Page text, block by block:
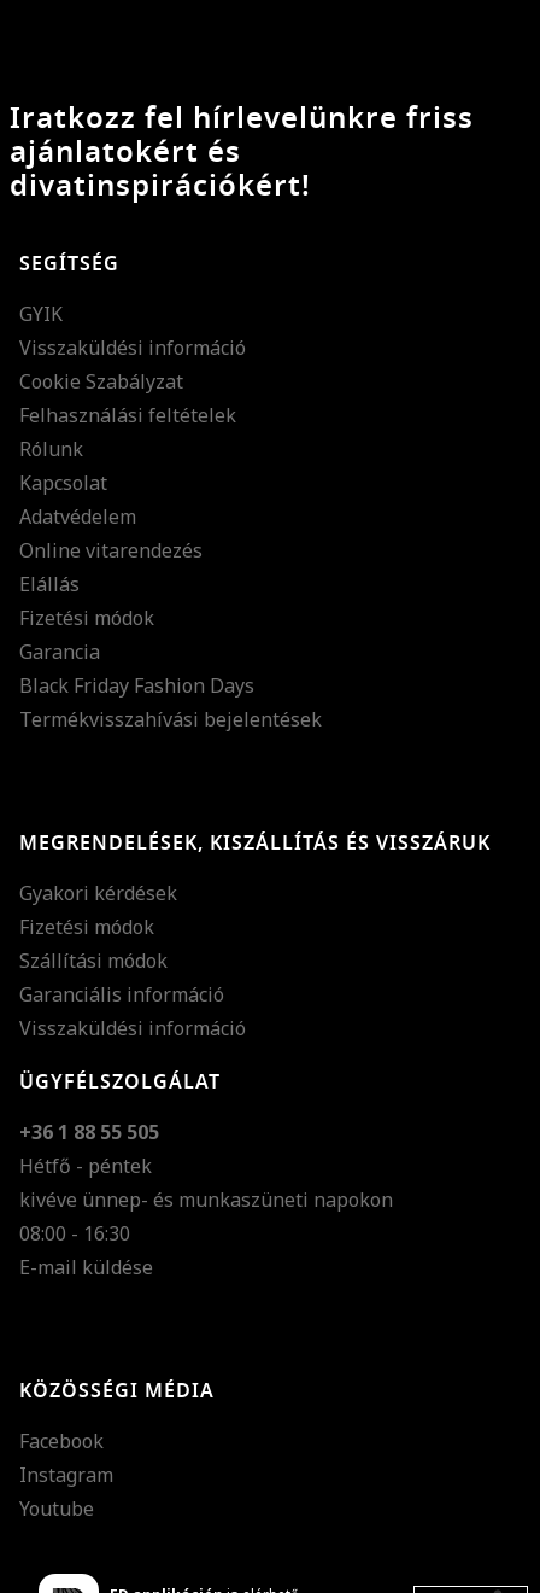
Iratkozz fel hírlevelünkre friss
ajánlatokért és
divatinspirációkért!
SEGÍTSÉG
GYIK
Visszaküldési információ
Cookie Szabályzat
Felhasználási feltételek
Rólunk
Kapcsolat
Adatvédelem
Online vitarendezés
Elállás
Fizetési módok
Garancia
Black Friday Fashion Days
Termékvisszahívási bejelentések
MEGRENDELÉSEK, KISZÁLLÍTÁS ÉS VISSZÁRUK
Gyakori kérdések
Fizetési módok
Szállítási módok
Garanciális információ
Visszaküldési információ
ÜGYFÉLSZOLGÁLAT
+36 1 88 55 505
Hétfő - péntek
kivéve ünnep- és munkaszüneti napokon
08:00 - 16:30
E-mail küldése
KÖZÖSSÉGI MÉDIA
Facebook
Instagram
Youtube